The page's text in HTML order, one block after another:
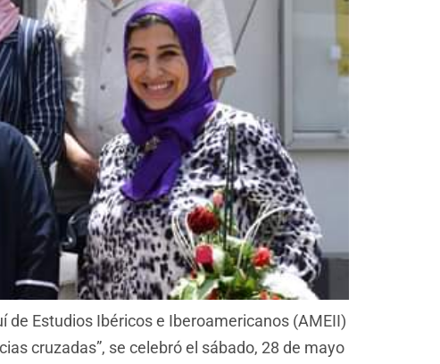
Estudios Ibéricos e Iberoamericanos (AMEII)
cruzadas”, se celebró el sábado, 28 de mayo